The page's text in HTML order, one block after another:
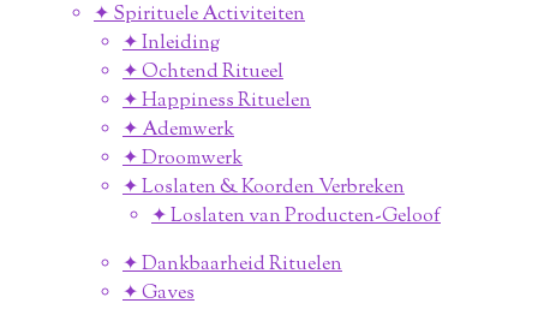
✦ Spirituele Activiteiten
✦ Inleiding
✦ Ochtend Ritueel
✦ Happiness Rituelen
✦ Ademwerk
✦ Droomwerk
✦ Loslaten & Koorden Verbreken
✦ Loslaten van Producten-Geloof
✦ Dankbaarheid Rituelen
✦ Gaves